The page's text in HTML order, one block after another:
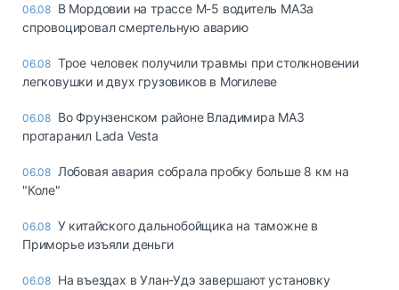
06.08 В Мордовии на трассе М-5 водитель МАЗа
спровоцировал смертельную аварию
06.08 Трое человек получили травмы при столкновении
легковушки и двух грузовиков в Могилеве
06.08 Во Фрунзенском районе Владимира МАЗ
протаранил Lada Vesta
06.08 Лобовая авария собрала пробку больше 8 км на
"Коле"
06.08 У китайского дальнобойщика на таможне в
Приморье изъяли деньги
06.08 Ha въeздax в Улaн-Удэ зaвepшaют ycтaнoвкy